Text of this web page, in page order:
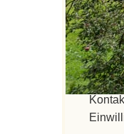
und
Wenn